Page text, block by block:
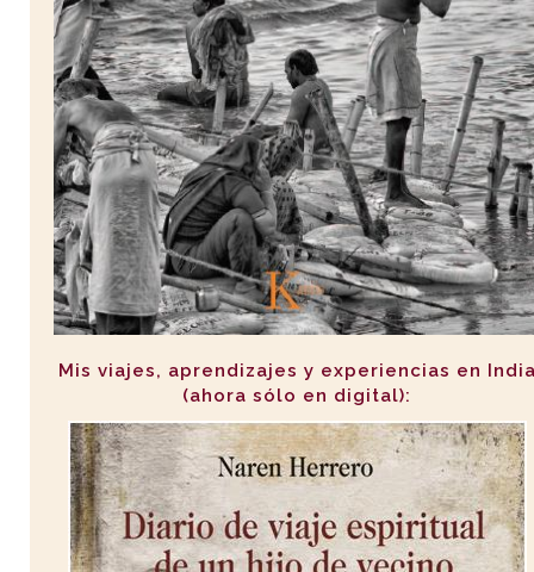
Mis viajes, aprendizajes y experiencias en
(ahora sólo en digital):